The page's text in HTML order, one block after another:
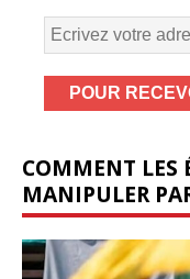
COMMENT LES
MANIPULER